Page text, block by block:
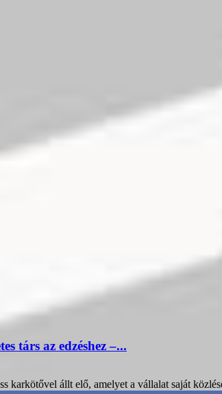
társ az edzéshez –...
karkötővel állt elő, amelyet a vállalat saját